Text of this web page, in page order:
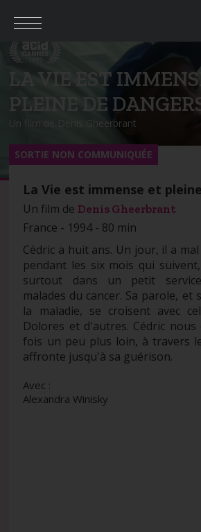
LA VIE EST
PLEINE DE
Un film de Denis Gheerbrant
La Vie est immense et
Un film de Denis Gheerbrant
France - 1994 - 80 min
Cédric a huit ans. Un jour, il a
pendant les six mois qui
surtout dans un petit
malades du cancer. Sa parole, et
la maladie, se croisent avec
Dolores et d'autres. Cédric nous
fois un peu plus loin, à travers
affronte jusqu'à sa guérison.
Avec :
Alexandra Winisky
SORTIE NON COMMUNIQUÉE